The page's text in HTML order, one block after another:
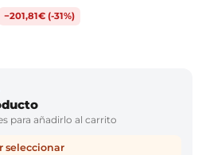
−201,81€ (-31%)
para añadirlo al carrito
seleccionar